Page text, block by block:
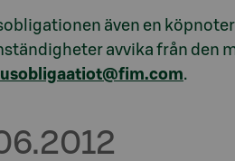
även en
avvika från
.